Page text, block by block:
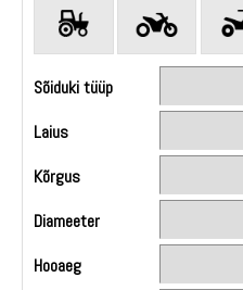
Sõiduki tüüp
Laius
Kõrgus
Diameeter
Hooaeg